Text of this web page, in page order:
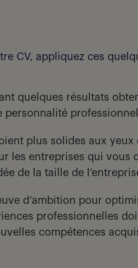
CV, appliquez ces
quelques résultats
personnalité
plus solides aux yeux
les entreprises qui vous
de la taille de
d’ambition pour
professionnelles
compétences